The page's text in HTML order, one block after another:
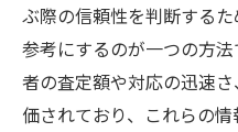
ぶ際の信頼性を判断する
参考にするのが一つの方
者の査定額や対応の迅速
価されており、これらの